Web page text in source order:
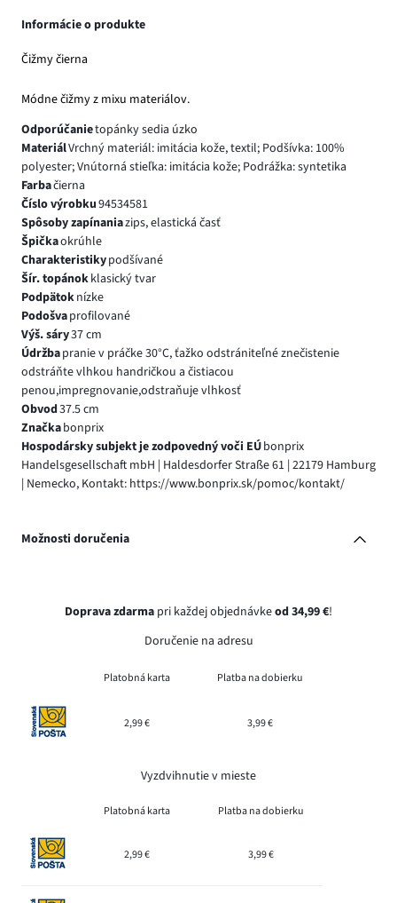
Informácie o produkte
Čižmy čierna
Módne čižmy z mixu materiálov.
Odporúčanietopánky sedia úzko
MateriálVrchný materiál: imitácia kože, textil; Podšívka: 100%
polyester; Vnútorná stieľka: imitácia kože; Podrážka: syntetika
Farbačierna
Číslo výrobku94534581
Spôsoby zapínaniazips, elastická časť
Špičkaokrúhle
Charakteristikypodšívané
Šír. topánokklasický tvar
Podpätoknízke
Podošvaprofilované
Výš. sáry37 cm
Údržbapranie v práčke 30°C, ťažko odstrániteľné znečistenie
odstráňte vlhkou handričkou a čistiacou
penou,impregnovanie,odstraňuje vlhkosť
Obvod37.5 cm
Značkabonprix
Hospodársky subjekt je zodpovedný voči EÚbonprix
Handelsgesellschaft mbH | Haldesdorfer Straße 61 | 22179 Hamburg
| Nemecko, Kontakt: https://www.bonprix.sk/pomoc/kontakt/
Možnosti doručenia
Doprava zdarma pri každej objednávkeod 34,99 €!
Doručenie na adresu
Platobná karta Platba na dobierku
2,99 € 3,99 €
Vyzdvihnutie v mieste
Platobná karta Platba na dobierku
2,99 € 3,99 €